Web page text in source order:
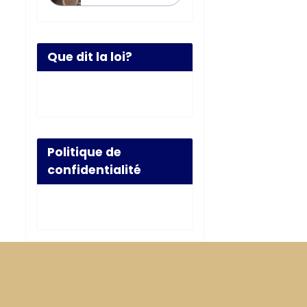
Que dit la loi?
Politique de
confidentialité